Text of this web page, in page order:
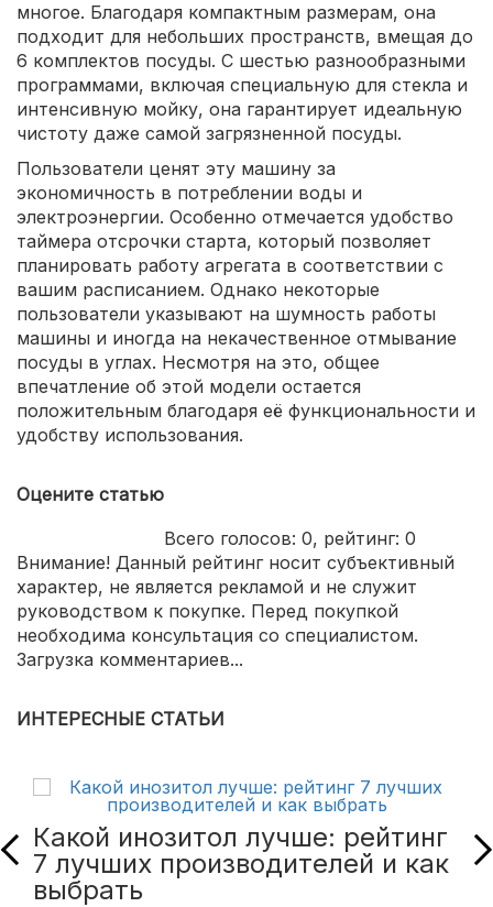
многое. Благодаря компактным размерам, она
подходит для небольших пространств, вмещая до
6 комплектов посуды. С шестью разнообразными
программами, включая специальную для стекла и
интенсивную мойку, она гарантирует идеальную
чистоту даже самой загрязненной посуды.
Пользователи ценят эту машину за
экономичность в потреблении воды и
электроэнергии. Особенно отмечается удобство
таймера отсрочки старта, который позволяет
планировать работу агрегата в соответствии с
вашим расписанием. Однако некоторые
пользователи указывают на шумность работы
машины и иногда на некачественное отмывание
посуды в углах. Несмотря на это, общее
впечатление об этой модели остается
положительным благодаря её функциональности и
удобству использования.
Оцените статью
Всего голосов: 0, рейтинг: 0
Внимание! Данный рейтинг носит субъективный
характер, не является рекламой и не служит
руководством к покупке. Перед покупкой
необходима консультация со специалистом.
Загрузка комментариев...
ИНТЕРЕСНЫЕ СТАТЬИ
Какой инозитол лучше: рейтинг
7 лучших производителей и как
выбрать